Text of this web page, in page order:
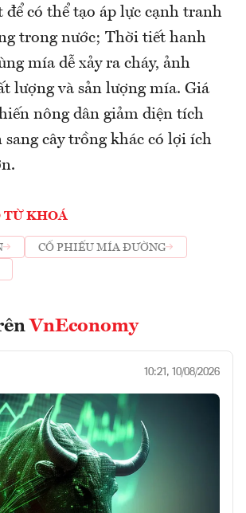
có thể tạo áp lực cạnh tranh
trong nước; Thời tiết hanh
mía dễ xảy ra cháy, ảnh
lượng và sản lượng mía. Giá
nông dân giảm diện tích
sang cây trồng khác có lợi ích
TỪ KHOÁ
CỔ PHIẾU MÍA ĐƯỜNG
VnEconomy
10:21, 10/08/2026